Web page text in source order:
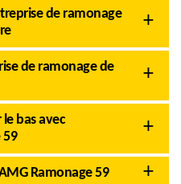
de ramonage
de ramonage de
bas avec
59
Ramonage 59